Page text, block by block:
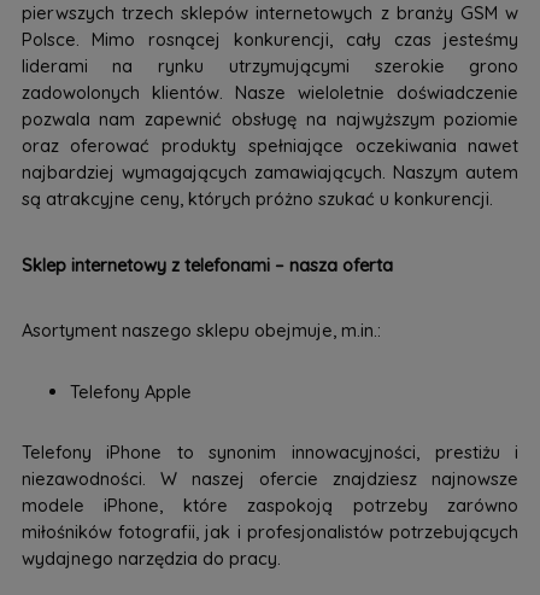
pierwszych trzech sklepów internetowych z branży GSM w
Polsce. Mimo rosnącej konkurencji, cały czas jesteśmy
liderami na rynku utrzymującymi szerokie grono
zadowolonych klientów. Nasze wieloletnie doświadczenie
pozwala nam zapewnić obsługę na najwyższym poziomie
oraz oferować produkty spełniające oczekiwania nawet
najbardziej wymagających zamawiających. Naszym autem
są atrakcyjne ceny, których próżno szukać u konkurencji.
Sklep internetowy z telefonami – nasza oferta
Asortyment naszego sklepu obejmuje, m.in.:
Telefony Apple
Telefony iPhone to synonim innowacyjności, prestiżu i
niezawodności. W naszej ofercie znajdziesz najnowsze
modele iPhone, które zaspokoją potrzeby zarówno
miłośników fotografii, jak i profesjonalistów potrzebujących
wydajnego narzędzia do pracy.